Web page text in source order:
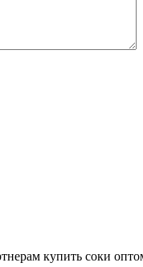
купить соки